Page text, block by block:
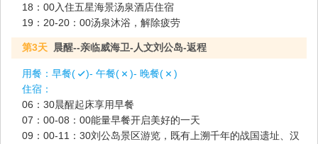
18：00入住五星海景汤泉酒店住宿
19：20-20：00汤泉沐浴，解除疲劳
第3天 晨醒--亲临威海卫-人文刘公岛-返程
用餐： 早餐( )- 午餐( )- 晚餐(
)
住宿：
06：30晨醒起床享用早餐
07：00-08：00能量早餐开启美好的一天
09：00-11：30刘公岛景区游览，既有上溯千年的战国遗址、汉